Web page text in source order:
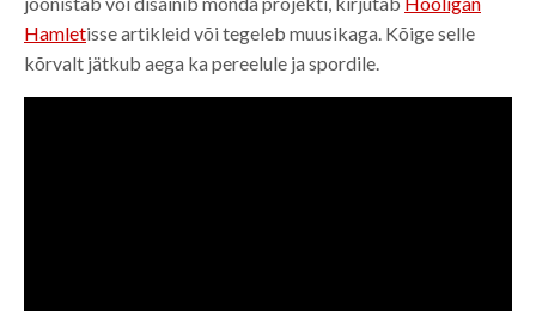
Hamletisse artikleid või tegeleb muusikaga. Kõige selle
kõrvalt jätkub aega ka pereelule ja spordile.